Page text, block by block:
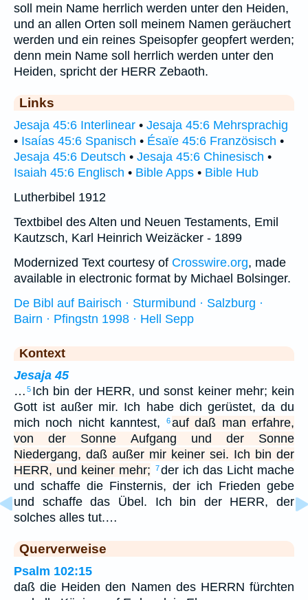
soll mein Name herrlich werden unter den Heiden,
und an allen Orten soll meinem Namen geräuchert
werden und ein reines Speisopfer geopfert werden;
denn mein Name soll herrlich werden unter den
Heiden, spricht der HERR Zebaoth.
Links
Jesaja 45:6 Interlinear • Jesaja 45:6 Mehrsprachig
• Isaías 45:6 Spanisch • Ésaïe 45:6 Französisch •
Jesaja 45:6 Deutsch • Jesaja 45:6 Chinesisch •
Isaiah 45:6 Englisch • Bible Apps • Bible Hub
Lutherbibel 1912
Textbibel des Alten und Neuen Testaments, Emil
Kautzsch, Karl Heinrich Weizäcker - 1899
Modernized Text courtesy of Crosswire.org, made
available in electronic format by Michael Bolsinger.
De Bibl auf Bairisch · Sturmibund · Salzburg ·
Bairn · Pfingstn 1998 · Hell Sepp
Kontext
Jesaja 45
… 5 Ich bin der HERR, und sonst keiner mehr; kein
Gott ist außer mir. Ich habe dich gerüstet, da du
mich noch nicht kanntest,
6auf daß man erfahre,
von der Sonne Aufgang und der Sonne
Niedergang, daß außer mir keiner sei. Ich bin der
HERR, und keiner mehr;
7der ich das Licht mache
und schaffe die Finsternis, der ich Frieden gebe
und schaffe das Übel. Ich bin der HERR, der
solches alles tut.…
Querverweise
Psalm 102:15
daß die Heiden den Namen des HERRN fürchten